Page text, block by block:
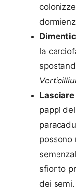
la
pappi
possono
sfiorito
dei semi.